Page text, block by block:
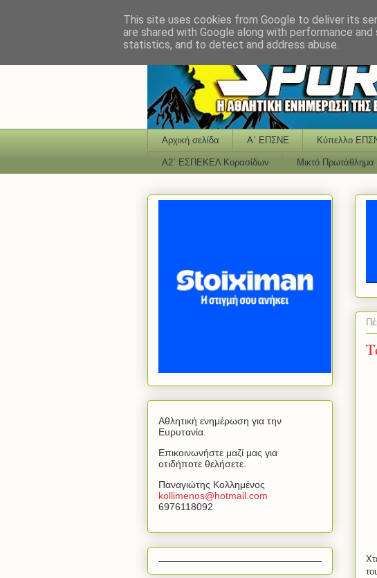
Αρχική σελίδα Α΄ ΕΠΣΝΕ Κύπελλο
Α2΄ ΕΣΠΕΚΕΛ Κορασίδων Μικτό
Αθλητική ενημέρωση για την
Ευρυτανία.
Επικοινωνήστε μαζί μας για
οτιδήποτε θελήσετε.
Παναγιώτης Κολλημένος
kollimenos@hotmail com
6976118092
This site uses cookies from Google to deliver its
are shared with Google along with performance
statistics, and to detect and address abuse.